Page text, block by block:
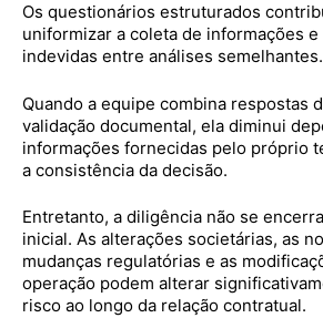
Os questionários estruturados
uniformizar a coleta de informações
indevidas entre análises semelhantes.
Quando a equipe combina respostas
validação documental, ela diminui
informações fornecidas pelo próprio
a consistência da decisão.
Entretanto, a diligência não se
inicial. As alterações societárias, as
mudanças regulatórias e as
operação podem alterar
risco ao longo da relação contratual.